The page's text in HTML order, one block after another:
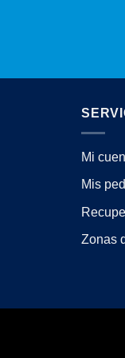
Mi
Mis
Zonas